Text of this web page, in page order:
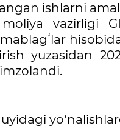
ishlarni
vazirligi
yuzasidan
imzolandi.